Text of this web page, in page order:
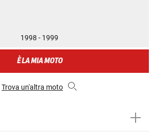
1998 - 1999
È LA MIA MOTO
Trova un'altra moto